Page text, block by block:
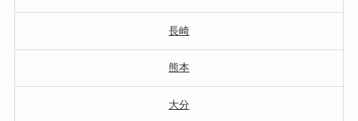
長崎
熊本
大分